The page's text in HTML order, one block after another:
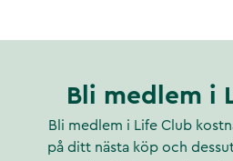
Bli medlem i
Bli medlem i Life Club
på ditt nästa köp och